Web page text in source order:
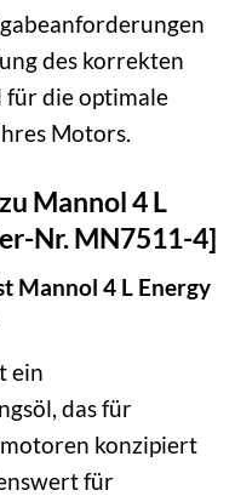
des korrekten
für die optimale
Motors.
Mannol 4 L
Nr. MN7511-4]
Mannol 4 L Energy
ein
das für
konzipiert
für